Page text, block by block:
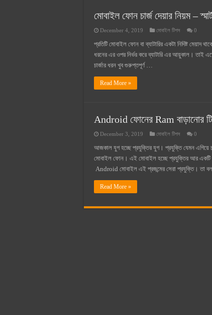
জুডিশিয়াল ম্যাজিস্ট্রেট কি?
ওয়ালটন টিভি কিস্তিতে কেনার
গ্রামে লাভজনক ব্যবসা ২০২৫ ও
মোবাইল ফোন চার্জ দেয়ার নিয়ম –
December 4, 2019 মোবাইল টিপস 0
প্রতিটি মোবাইল ফোন বা ব্যাটারির একটা নিদিষ্ট
ধরনের এর ওপর নির্ভর করে ব্যাটারি এর আয়ুকাল। তাই
চার্জার ধরন খুব গুরুপ্তপূর্ণ …
Read More »
Android ফোনের Ram বাড়ানোর
December 3, 2019 মোবাইল টিপস 0
আজকাল যুগ হচ্ছে প্রযুক্তির যুগ। প্রযুক্তি যেমন এগিয়ে
মোবাইল ফোন। এই মোবাইল হচ্ছে প্রযুক্তির আর
Android মোবাইল এই প্রজন্মের সেরা প্রযুক্তি। তা
Read More »